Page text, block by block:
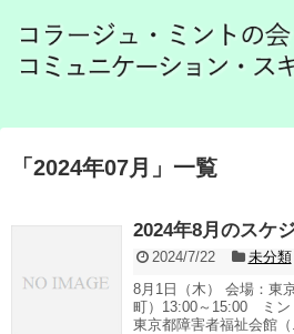
「 2024年07月 」 一覧
2024年8月のスケ
2024/7/22
未分類
8月1日（木） 会場：東
町）13:00～15:00 ミン
東京都障害者福祉会館（